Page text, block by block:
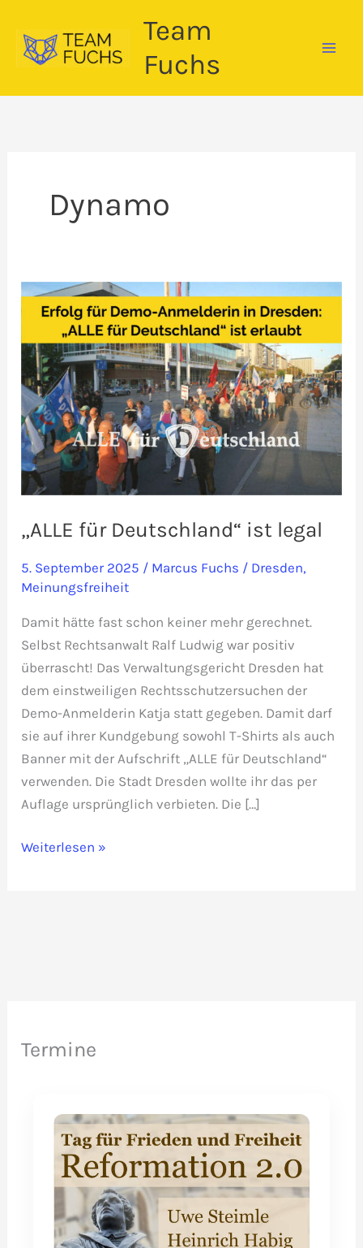
Inhalt
springen
Team
Fuchs
Dynamo
„ALLE für Deutschland“ ist legal
5. September 2025 / Marcus Fuchs / Dresden,
Meinungsfreiheit
Damit hätte fast schon keiner mehr gerechnet.
Selbst Rechtsanwalt Ralf Ludwig war positiv
überrascht! Das Verwaltungsgericht Dresden hat
dem einstweiligen Rechtsschutzersuchen der
Demo-Anmelderin Katja statt gegeben. Damit darf
sie auf ihrer Kundgebung sowohl T-Shirts als auch
Banner mit der Aufschrift „ALLE für Deutschland“
verwenden. Die Stadt Dresden wollte ihr das per
Auflage ursprünglich verbieten. Die […]
„ALLE
Weiterlesen »
Termine